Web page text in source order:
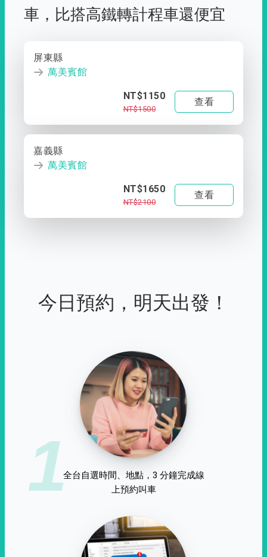
車， 比搭高鐵轉計程車還便宜
屏東縣
萬美賓館
NT$1150
NT$1500
查看
嘉義縣
萬美賓館
NT$1650
NT$2100
查看
今日預約，明天出發！
1全台自選時間、地點，3 分鐘完成線
上預約叫車